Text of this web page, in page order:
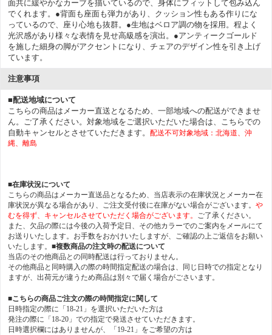
面共に緩やかなカーブを描いているので、身体にフィットして包み込ん
でくれます。●背面も座面も弾力があり、クッション性もある作りにな
っているので、座り心地も抜群。●生地はベロア調の物を採用。程よく
光沢感があり様々な表情を見せ高級感を演出。●アンティークゴールド
を施した細身の脚がアクセントになり、チェアのデザイン性を引き上げ
ています。
注意事項
■配送地域について
こちらの商品はメーカー直送となるため、一部地域への配送ができませ
ん。ご了承ください。対象地域をご選択いただいた場合は、こちらでの
自動キャンセルとさせていただきます。 配送不可対象地域：北海道、沖
縄、離島
■在庫状況について
こちらの商品はメーカー直送品となるため、当店表示の在庫状況とメーカー在
庫状況が異なる場合があり、ご注文受付後に在庫がない場合がございます。 や
むを得ず、キャンセルさせていただく場合がございます。 ご了承ください。
また、欠品の際には今後の入荷予定日、その他カラーでのご案内をメールにて
お送りいたします。お手数をおかけいたしますが、ご確認の上ご返信をお願い
いたします。 ■複数商品の注文時の配送について
当店のその他商品との同時配送は行っておりません。
その他商品と同時購入の際の時間指定配送の場合は、同じ日時での指定となり
ますが、出荷元が違うため商品は別々で届く場合がごさいます。
■こちらの商品ご注文の際の時間指定に関して
日時指定の際に「18-21」を選択いただいた方は
発注の際に「18-20」での指定で発送させていただきます。
日時選択欄にはありませんが、「19-21」をご希望の方は